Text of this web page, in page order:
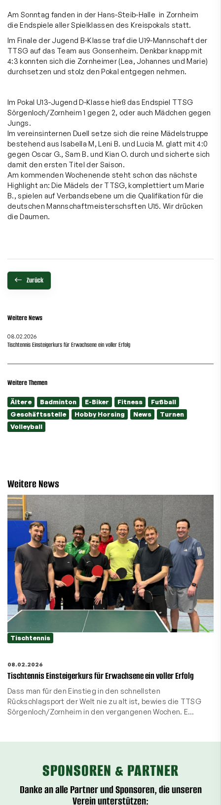
Am Sonntag fanden in der Hans-Steib-Halle in Zornheim
die Endspiele aller Spielklassen des Kreispokals statt.
Im Finale der Jugend B-Klasse traf die U19-Mannschaft der
TTSG auf das Team aus Gonsenheim. Denkbar knapp mit
4:3 konnten sich die Zornheimer (Lea, Johannes und Marie)
durchsetzen und stolz den Pokal entgegen nehmen.
Im Pokal U13-Jugend D-Klasse hieß das Endspiel TTSG
Sörgenloch/Zornheim 1 gegen 2, oder auch Mädchen gegen
Jungs.
Im vereinsinternen Duell setze sich die reine Mädelstruppe
bestehend aus Isabella M, Leni B. und Lucia M. glatt mit 4:0
gegen Oscar G., Sam B. und Kian O. durch und sicherte sich
damit den ersten Titel der Saison.
Am kommenden Wochenende steht schon das nächste
Highlight an: Die Mädels der TTSG, komplettiert um Marie
B., spielen auf Verbandsebene um die Qualifikation für die
deutschen Mannschaftmeisterschsften U15. Wir drücken
die Daumen.
Zurück
Weitere News
08.02.2026
Tischtennis Einsteigerkurs für Erwachsene ein voller Erfolg
Weitere Themen
Ältere Badminton E-Biker Fitness
Fußball
Geschäftsstelle
Hobby Horsing News
Turnen
Volleyball
Weitere News
Tischtennis
08.02.2026
Tischtennis Einsteigerkurs für Erwachsene ein voller Erfolg
Dass man für den Einstieg in den schnellsten
Rückschlagsport der Welt nie zu alt ist, bewies die TTSG
Sörgenloch/Zornheim in den vergangenen Wochen. E…
SPONSOREN & PARTNER
Danke an alle Partner und Sponsoren, die unseren
Verein unterstützen: